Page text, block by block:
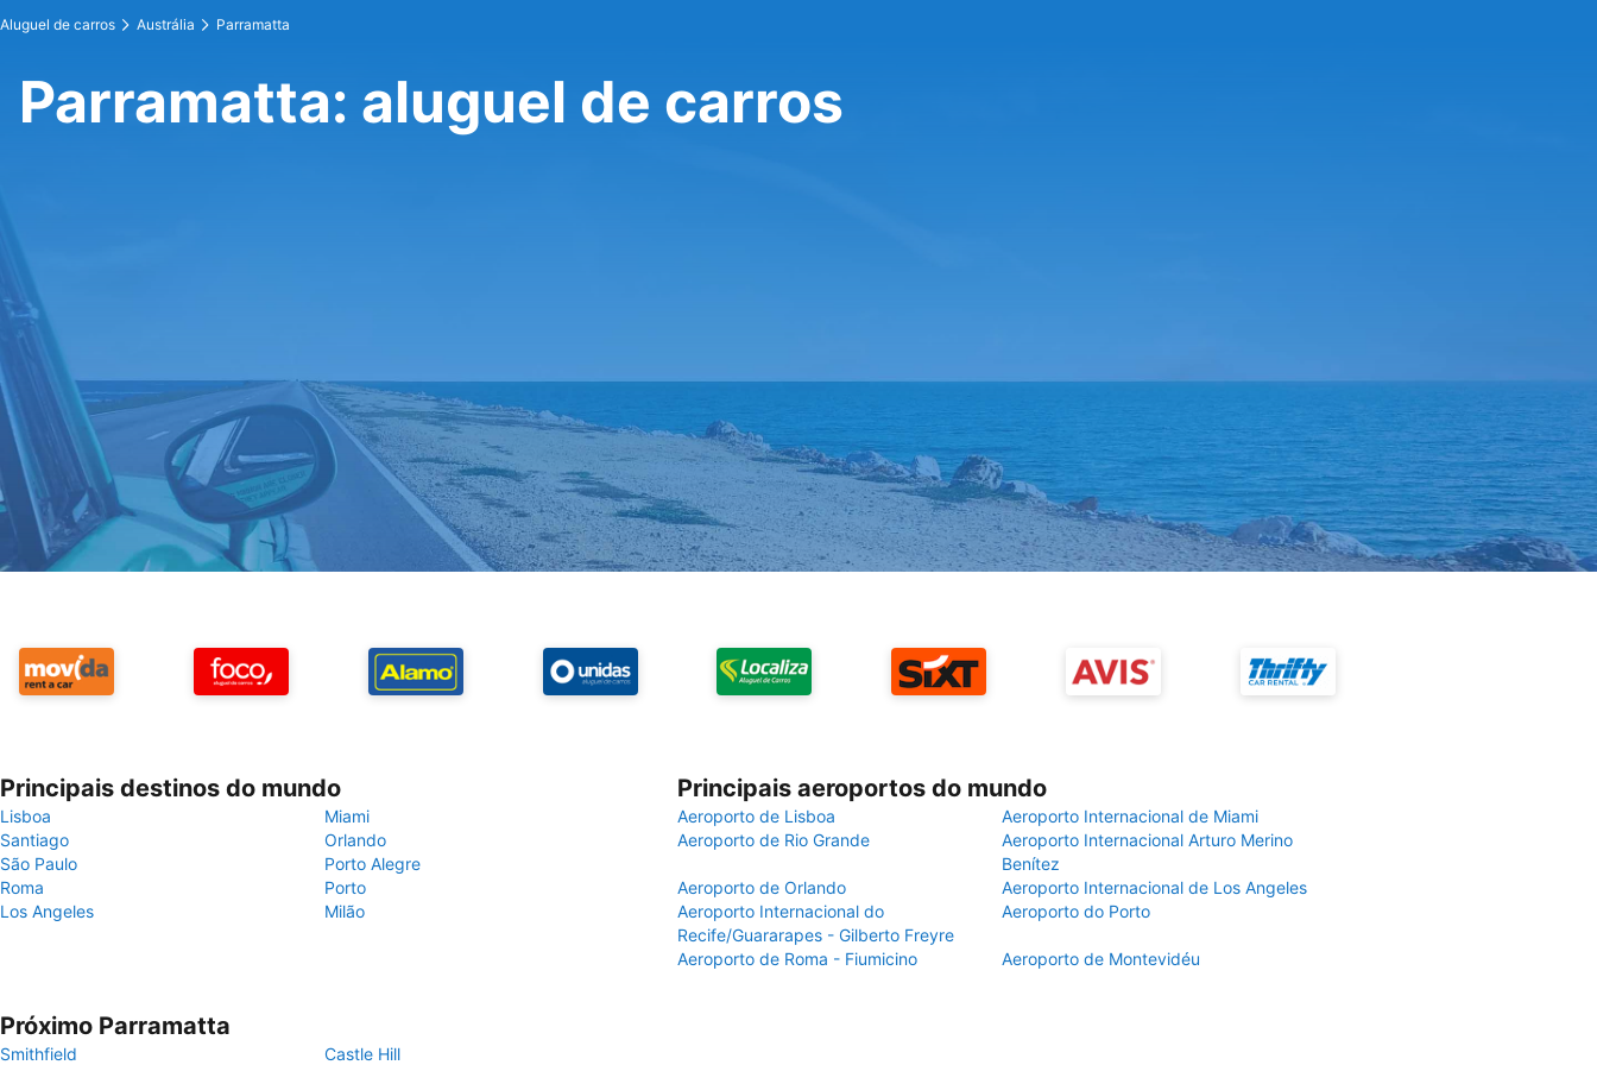
Aluguel de carros Austrália Parramatta
Parramatta: aluguel de carros
Principais destinos do mundo
Lisboa
Miami
Santiago
Orlando
São Paulo
Porto Alegre
Roma
Porto
Los Angeles
Milão
Principais aeroportos do mundo
Aeroporto de Lisboa
Aeroporto Internacional de Miami
Aeroporto de Rio Grande
Aeroporto Internacional Arturo Merino
Benítez
Aeroporto de Orlando
Aeroporto Internacional de Los Angeles
Aeroporto Internacional do
Recife/Guararapes - Gilberto Freyre
Aeroporto do Porto
Aeroporto de Roma - Fiumicino Aeroporto de Montevidéu
Próximo Parramatta
Smithfield Castle Hill